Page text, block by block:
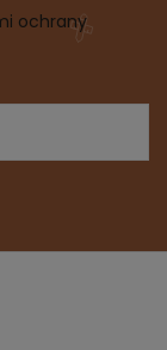
ochrany